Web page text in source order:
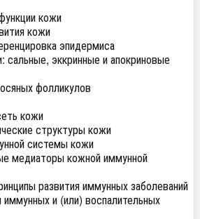
кожи
кожи
эпидермиса
эккринные и апокриновые
фолликулов
кожи
структуры кожи
системы кожи
медиаторы кожной иммунной
развития иммунных заболеваний
и (или) воспалительных